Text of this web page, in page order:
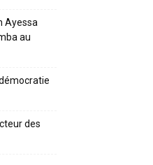
Ayessa
au
des